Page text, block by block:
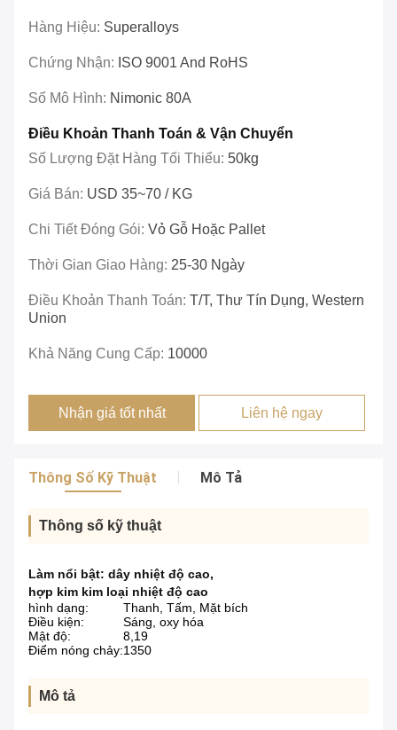
Hàng Hiệu: Superalloys
Chứng Nhận: ISO 9001 And RoHS
Số Mô Hình: Nimonic 80A
Điều Khoản Thanh Toán & Vận Chuyển
Số Lượng Đặt Hàng Tối Thiểu: 50kg
Giá Bán: USD 35~70 / KG
Chi Tiết Đóng Gói: Vỏ Gỗ Hoặc Pallet
Thời Gian Giao Hàng: 25-30 Ngày
Điều Khoản Thanh Toán: T/T, Thư Tín Dụng, Western
Union
Khả Năng Cung Cấp: 10000
Nhận giá tốt nhất Liên hệ ngay
Thông Số Kỹ Thuật Mô Tả
Thông số kỹ thuật
Làm nổi bật: dây nhiệt độ cao,
hợp kim kim loại nhiệt độ cao
hình dạng:
Thanh, Tấm, Mặt bích
Điều kiện:
Sáng, oxy hóa
Mật độ:
8,19
Điểm nóng chảy:1350
Mô tả